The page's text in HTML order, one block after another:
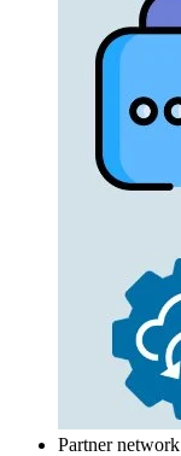
Partner network